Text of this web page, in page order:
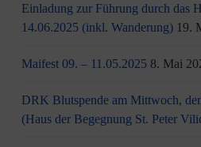
Einladung zur Führung durch das
14.06.2025 (inkl. Wanderung) 19.
Maifest 09. – 11.05.2025 8. Mai
DRK Blutspende am Mittwoch,
(Haus der Begegnung St. Peter